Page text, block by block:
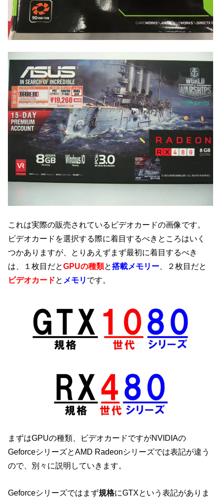
これは実際の販売されているビデオカードの画像です。
ビデオカードを選択する際に着目するべきところはいく
つかありますが、とりあえずまず最初に着目するべき
は、１枚目だとGPUの種類と搭載メモリー 、２枚目だと
ビデオカードと メモリ です。
まずはGPUの種類、ビデオカードですがNVIDIAの
GeforceシリーズとAMD Radeonシリーズでは表記が違う
ので、別々に説明していきます。
Geforceシリーズではまず規格にGTXという表記がありま